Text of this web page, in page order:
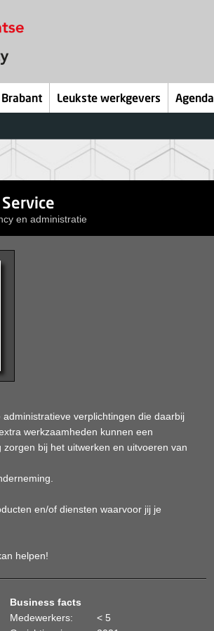
Brabant Leukste werkgevers Agenda
en administratie
verplichtingen die daarbij
werkzaamheden kunnen een
bij het uitwerken en uitvoeren van
en/of diensten waarvoor jij je
helpen!
Business facts
Medewerkers:
< 5